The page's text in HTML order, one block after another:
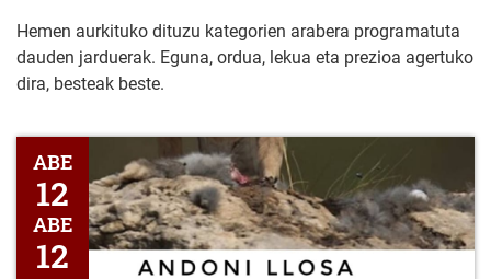
Hemen aurkituko dituzu kategorien arabera programatuta
dauden jarduerak. Eguna, ordua, lekua eta prezioa agertuko
dira, besteak beste.
Lagran -EZAGUTU ZURE HERRIKO HEGAZTIAK
ABE
12
ABE
12